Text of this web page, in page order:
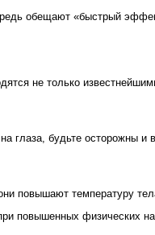
обещают «быстрый
не только
глаза, будьте
повышают температуру
повышенных физических